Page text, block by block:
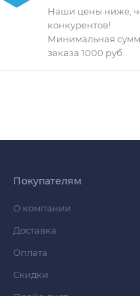
Наши цены ниже,
конкурентов!
Минимальная
заказа 1000 руб.
Покупателям
О компании
Доставка
Оплата
Скидки